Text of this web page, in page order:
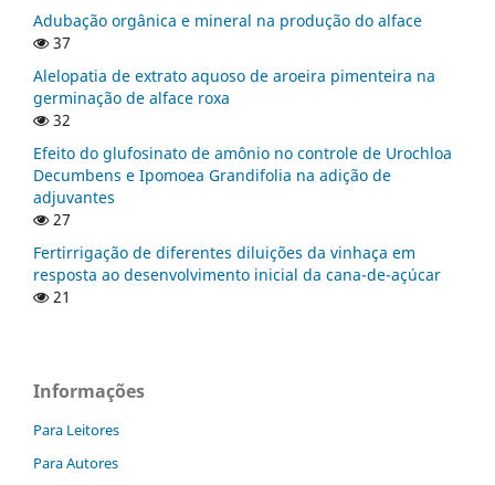
Adubação orgânica e mineral na produção do alface
37
Alelopatia de extrato aquoso de aroeira pimenteira na
germinação de alface roxa
32
Efeito do glufosinato de amônio no controle de Urochloa
Decumbens e Ipomoea Grandifolia na adição de
adjuvantes
27
Fertirrigação de diferentes diluições da vinhaça em
resposta ao desenvolvimento inicial da cana-de-açúcar
21
Informações
Para Leitores
Para Autores